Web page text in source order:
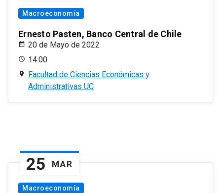
Macroeconomía
Ernesto Pasten, Banco Central de Chile
20 de Mayo de 2022
14:00
Facultad de Ciencias Económicas y
Administrativas UC
25 MAR
Macroeconomía